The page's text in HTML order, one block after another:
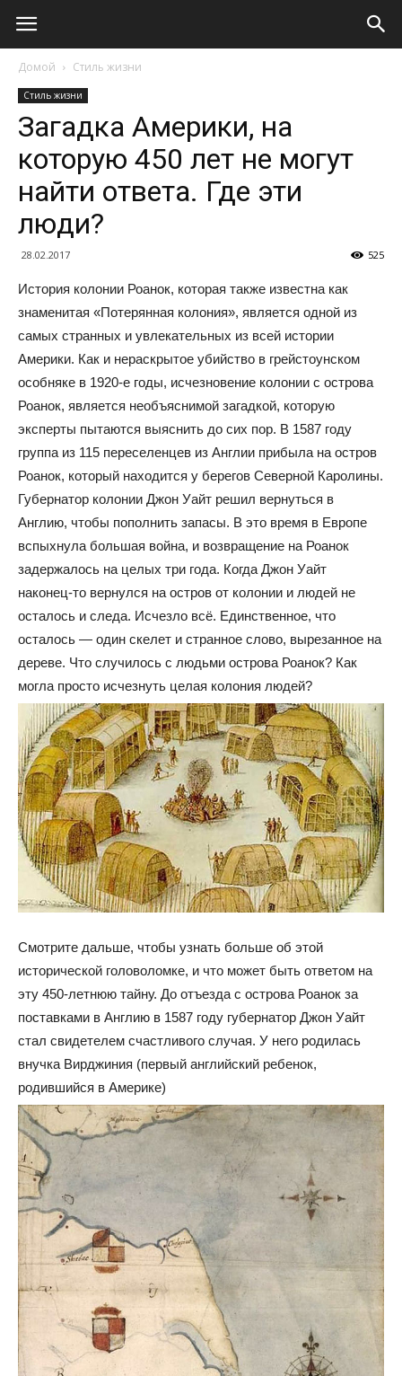
Домой Стиль жизни
Стиль жизни
Загадка Америки, на
которую 450 лет не могут
найти ответа. Где эти
люди?
28.02.2017 525
История колонии Роанок, которая также известна как
знаменитая «Потерянная колония», является одной из
самых странных и увлекательных из всей истории
Америки. Как и нераскрытое убийство в грейстоунском
особняке в 1920-е годы, исчезновение колонии с острова
Роанок, является необъяснимой загадкой, которую
эксперты пытаются выяснить до сих пор. В 1587 году
группа из 115 переселенцев из Англии прибыла на остров
Роанок, который находится у берегов Северной Каролины.
Губернатор колонии Джон Уайт решил вернуться в
Англию, чтобы пополнить запасы. В это время в Европе
вспыхнула большая война, и возвращение на Роанок
задержалось на целых три года. Когда Джон Уайт
наконец-то вернулся на остров от колонии и людей не
осталось и следа. Исчезло всё. Единственное, что
осталось — один скелет и странное слово, вырезанное на
дереве. Что случилось с людьми острова Роанок? Как
могла просто исчезнуть целая колония людей?
Смотрите дальше, чтобы узнать больше об этой
исторической головоломке, и что может быть ответом на
эту 450-летнюю тайну. До отъезда с острова Роанок за
поставками в Англию в 1587 году губернатор Джон Уайт
стал свидетелем счастливого случая. У него родилась
внучка Вирджиния (первый английский ребенок,
родившийся в Америке)